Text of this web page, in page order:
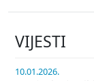
VIJESTI
10.01.2026.